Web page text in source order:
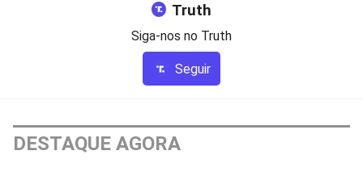
Truth
Siga-nos no Truth
Seguir
DESTAQUE AGORA